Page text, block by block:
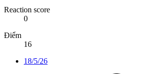
Reaction score
0
Điểm
16
18/5/26